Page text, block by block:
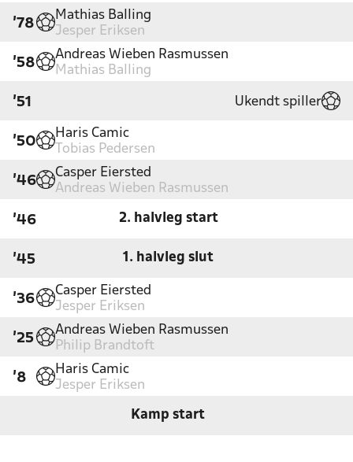
'78
Mathias Balling
Jesper Eriksen
'58
Andreas Wieben Rasmussen
Mathias Balling
'51 Ukendt spiller
'50
Haris Camic
Tobias Pedersen
'46
Casper Eiersted
Andreas Wieben Rasmussen
'46 2. halvleg start
'45 1. halvleg slut
'36
Casper Eiersted
Jesper Eriksen
'25
Andreas Wieben Rasmussen
Philip Brandtoft
'8
Haris Camic
Jesper Eriksen
Kamp start